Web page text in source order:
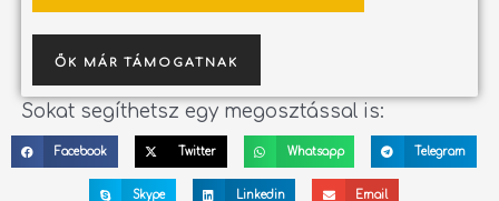
ŐK MÁR TÁMOGATNAK
Sokat segíthetsz egy megosztással is:
Facebook Twitter Whatsapp Telegram
Skype Linkedin Email